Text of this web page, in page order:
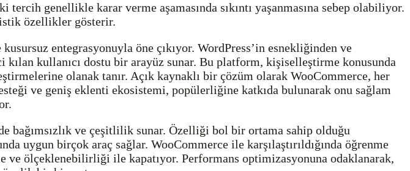
genellikle karar verme aşamasında sıkıntı yaşanmasına sebep olabiliyor.
özellikler gösterir.
entegrasyonuyla öne çıkıyor. WordPress’in esnekliğinden ve
kullanıcı dostu bir arayüz sunar. Bu platform, kişiselleştirme konusunda
olanak tanır. Açık kaynaklı bir çözüm olarak WooCommerce, her
ve geniş eklenti ekosistemi, popülerliğine katkıda bulunarak onu sağlam
bağımsızlık ve çeşitlilik sunar. Özelliği bol bir ortama sahip olduğu
birçok araç sağlar. WooCommerce ile karşılaştırıldığında öğrenme
ve ölçeklenebilirliği ile kapatıyor. Performans optimizasyonuna odaklanarak,